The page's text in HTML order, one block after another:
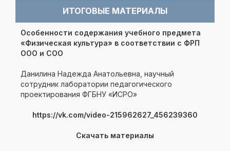
ИТОГОВЫЕ МАТЕРИАЛЫ
Особенности содержания учебного предмета
«Физическая культура» в соответствии с ФРП
ООО и СОО
Данилина Надежда Анатольевна, научный
сотрудник лаборатории педагогического
проектирования ФГБНУ «ИСРО»
https://vk.com/video-215962627_456239360
Скачать материалы